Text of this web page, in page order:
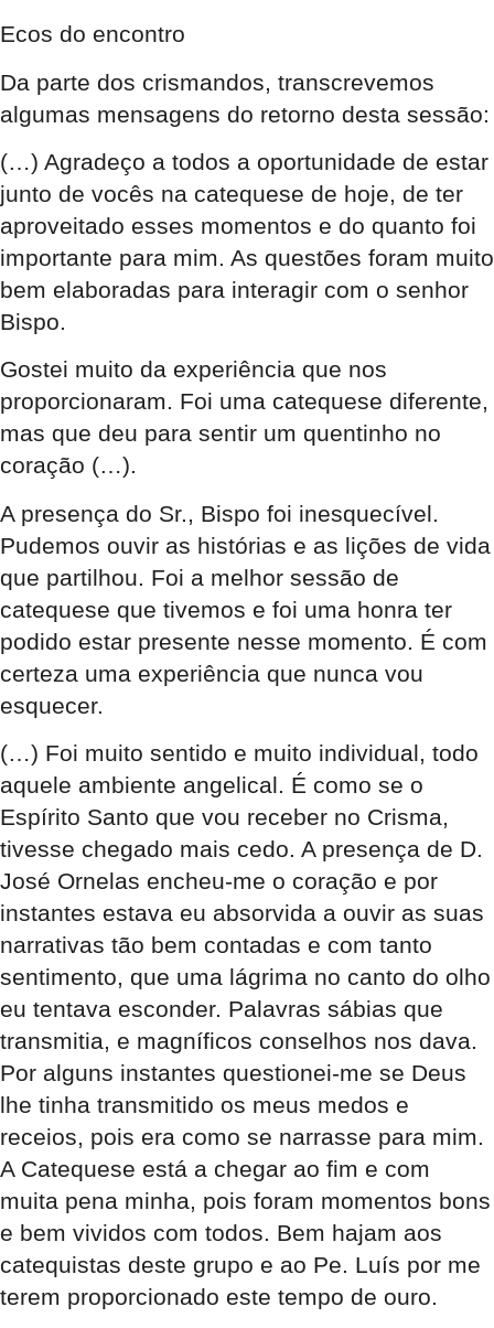
Ecos do encontro
Da parte dos crismandos, transcrevemos
algumas mensagens do retorno desta sessão:
(…) Agradeço a todos a oportunidade de estar
junto de vocês na catequese de hoje, de ter
aproveitado esses momentos e do quanto foi
importante para mim. As questões foram muito
bem elaboradas para interagir com o senhor
Bispo.
Gostei muito da experiência que nos
proporcionaram. Foi uma catequese diferente,
mas que deu para sentir um quentinho no
coração (…).
A presença do Sr., Bispo foi inesquecível.
Pudemos ouvir as histórias e as lições de vida
que partilhou. Foi a melhor sessão de
catequese que tivemos e foi uma honra ter
podido estar presente nesse momento. É com
certeza uma experiência que nunca vou
esquecer.
(…) Foi muito sentido e muito individual, todo
aquele ambiente angelical. É como se o
Espírito Santo que vou receber no Crisma,
tivesse chegado mais cedo. A presença de D.
José Ornelas encheu-me o coração e por
instantes estava eu absorvida a ouvir as suas
narrativas tão bem contadas e com tanto
sentimento, que uma lágrima no canto do olho
eu tentava esconder. Palavras sábias que
transmitia, e magníficos conselhos nos dava.
Por alguns instantes questionei-me se Deus
lhe tinha transmitido os meus medos e
receios, pois era como se narrasse para mim.
A Catequese está a chegar ao fim e com
muita pena minha, pois foram momentos bons
e bem vividos com todos. Bem hajam aos
catequistas deste grupo e ao Pe. Luís por me
terem proporcionado este tempo de ouro.